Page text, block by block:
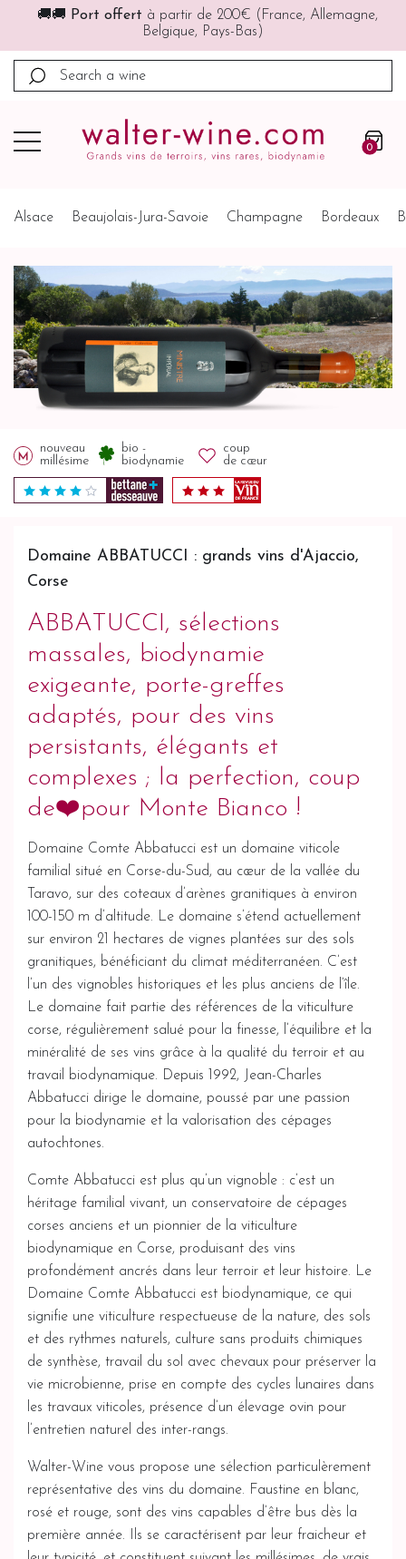
🚚🚚 Port offert à partir de 200€ (France, Allemagne,
Belgique, Pays-Bas)
0
Alsace Beaujolais-Jura-Savoie Champagne Bordeaux
nouveau
millésime
bio -
biodynamie
coup
de cœur
Domaine ABBATUCCI : grands vins d'Ajaccio,
Corse
ABBATUCCI, sélections
massales, biodynamie
exigeante, porte-greffes
adaptés, pour des vins
persistants, élégants et
complexes ; la perfection, coup
de❤️pour Monte Bianco !
Domaine Comte Abbatucci est un domaine viticole
familial situé en Corse-du-Sud, au cœur de la vallée du
Taravo, sur des coteaux d’arènes granitiques à environ
100-150 m d’altitude. Le domaine s’étend actuellement
sur environ 21 hectares de vignes plantées sur des sols
granitiques, bénéficiant du climat méditerranéen. C’est
l’un des vignobles historiques et les plus anciens de l’île.
Le domaine fait partie des références de la viticulture
corse, régulièrement salué pour la finesse, l’équilibre et la
minéralité de ses vins grâce à la qualité du terroir et au
travail biodynamique. Depuis 1992, Jean-Charles
Abbatucci dirige le domaine, poussé par une passion
pour la biodynamie et la valorisation des cépages
autochtones.
Comte Abbatucci est plus qu’un vignoble : c’est un
héritage familial vivant, un conservatoire de cépages
corses anciens et un pionnier de la viticulture
biodynamique en Corse, produisant des vins
profondément ancrés dans leur terroir et leur histoire. Le
Domaine Comte Abbatucci est biodynamique, ce qui
signifie une viticulture respectueuse de la nature, des sols
et des rythmes naturels, culture sans produits chimiques
de synthèse, travail du sol avec chevaux pour préserver la
vie microbienne, prise en compte des cycles lunaires dans
les travaux viticoles, présence d’un élevage ovin pour
l’entretien naturel des inter-rangs.
Walter-Wine vous propose une sélection particulèrement
représentative des vins du domaine. Faustine en blanc,
rosé et rouge, sont des vins capables d’être bus dès la
première année. Ils se caractérisent par leur fraicheur et